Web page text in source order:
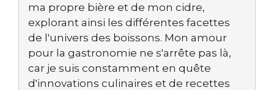
ma propre bière et de mon cidre,
explorant ainsi les différentes facettes
de l'univers des boissons. Mon amour
pour la gastronomie ne s'arrête pas là,
car je suis constamment en quête
d'innovations culinaires et de recettes